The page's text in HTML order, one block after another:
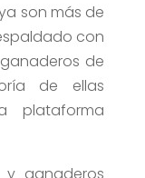
son más de
con
de
de ellas
plataforma